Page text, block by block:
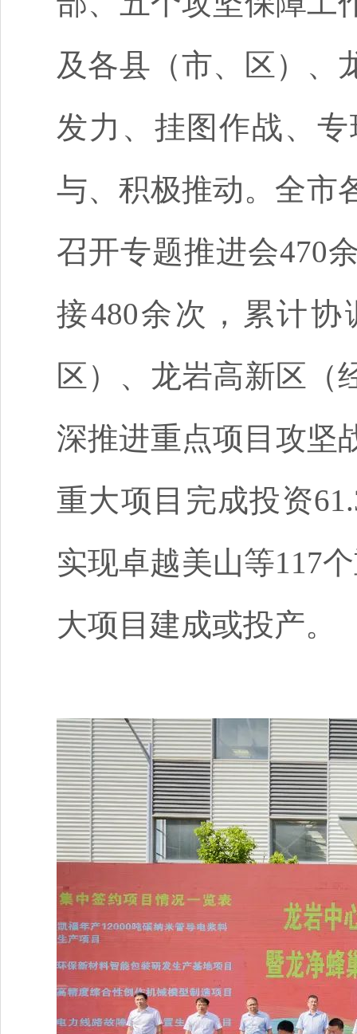
及各县（市、区）、
发力、挂图作战、
与、积极推动。全市
召开专题推进会470
接480余次，累计
区）、龙岩高新区（
深推进重点项目攻坚
重大项目完成投资
实现卓越美山等117
大项目建成或投产。